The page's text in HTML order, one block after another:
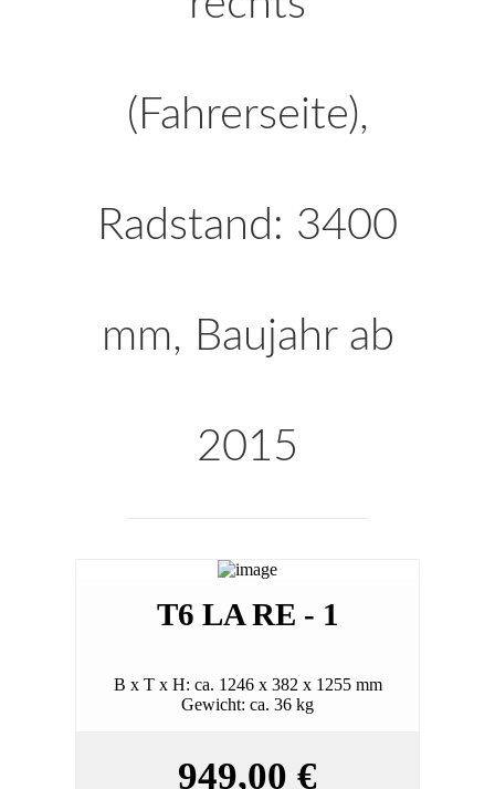
(Fahrerseite),
Radstand: 3400
mm, Baujahr ab
2015
T6 LA RE - 1
B x T x H: ca. 1246 x 382 x 1255 mm
Gewicht: ca. 36 kg
949,00 €